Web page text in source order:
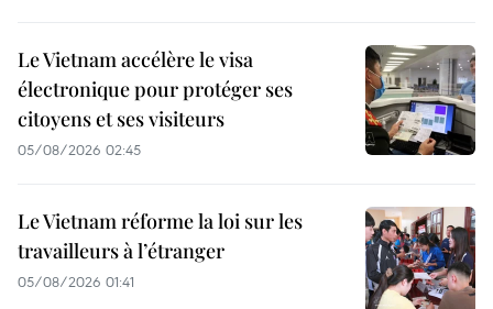
Le Vietnam accélère le visa
électronique pour protéger ses
citoyens et ses visiteurs
05/08/2026 02:45
Le Vietnam réforme la loi sur les
travailleurs à l’étranger
05/08/2026 01:41